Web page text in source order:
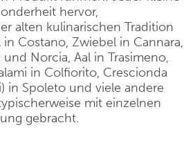
hervor,
alten kulinarischen Tradition
in Costano, Zwiebel in Cannara,
Norcia, Aal in Trasimeno,
in Colfiorito, Crescionda
in Spoleto und viele andere
mit einzelnen
gebracht.